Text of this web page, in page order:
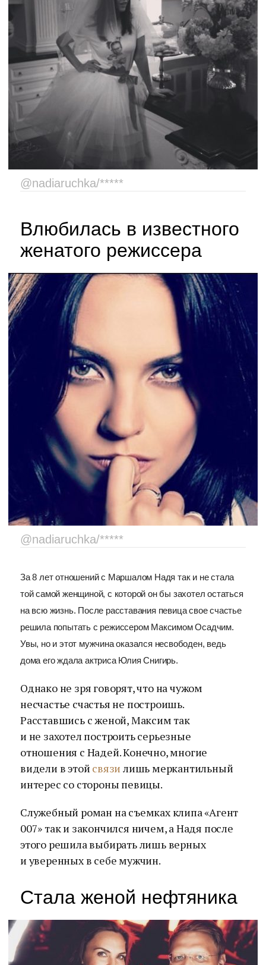
@nadiaruchka/*****
Влюбилась в известного
женатого режиссера
@nadiaruchka/*****
За 8 лет отношений c Маршалом Надя так и не стала
той самой женщиной, с которой он бы захотел остаться
на всю жизнь. После расставания певица свое счастье
решила попытать с режиссером Максимом Осадчим.
Увы, но и этот мужчина оказался несвободен, ведь
дома его ждала актриса Юлия Снигирь.
Однако не зря говорят, что на чужом
несчастье счастья не построишь.
Расставшись с женой, Максим так
и не захотел построить серьезные
отношения с Надей. Конечно, многие
видели в этой связи лишь меркантильный
интерес со стороны певицы.
Служебный роман на съемках клипа «Агент
007» так и закончился ничем, а Надя после
этого решила выбирать лишь верных
и уверенных в себе мужчин.
Стала женой нефтяника